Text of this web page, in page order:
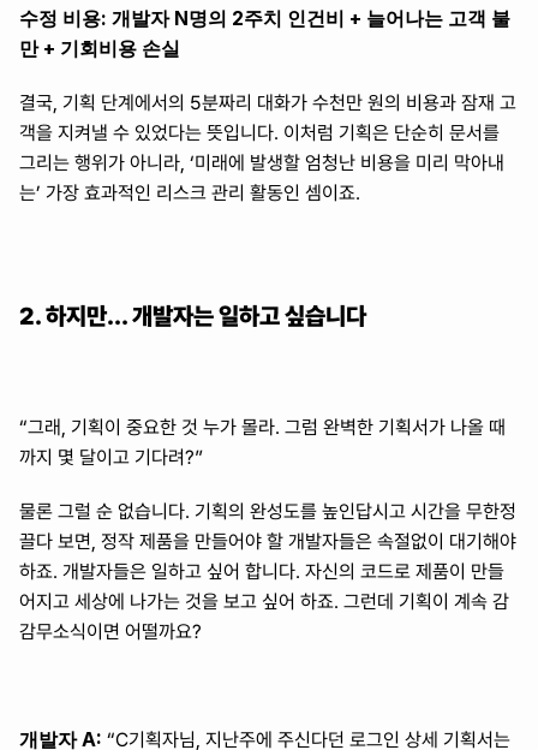
수정 비용: 개발자 N명의 2주치 인건비 + 늘어나는 고객 불
만 + 기회비용 손실
결국, 기획 단계에서의 5분짜리 대화가 수천만 원의 비용과 잠재 고
객을 지켜낼 수 있었다는 뜻입니다. 이처럼 기획은 단순히 문서를
그리는 행위가 아니라, ‘미래에 발생할 엄청난 비용을 미리 막아내
는’ 가장 효과적인 리스크 관리 활동인 셈이죠.
2. 하지만… 개발자는 일하고 싶습니다
“그래, 기획이 중요한 것 누가 몰라. 그럼 완벽한 기획서가 나올 때
까지 몇 달이고 기다려?”
물론 그럴 순 없습니다. 기획의 완성도를 높인답시고 시간을 무한정
끌다 보면, 정작 제품을 만들어야 할 개발자들은 속절없이 대기해야
하죠. 개발자들은 일하고 싶어 합니다. 자신의 코드로 제품이 만들
어지고 세상에 나가는 것을 보고 싶어 하죠. 그런데 기획이 계속 감
감무소식이면 어떨까요?
개발자 A: “C기획자님, 지난주에 주신다던 로그인 상세 기획서는